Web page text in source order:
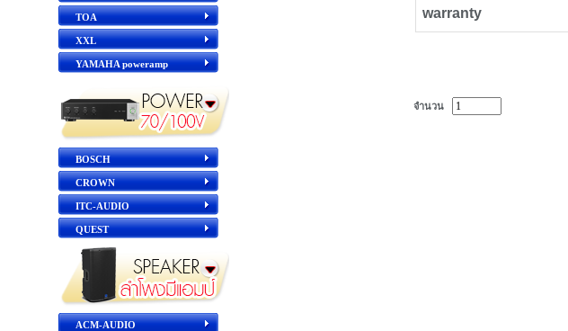
TOA
XXL
YAMAHA poweramp
BOSCH
CROWN
ITC-AUDIO
QUEST
ACM-AUDIO
warranty
จำนวน